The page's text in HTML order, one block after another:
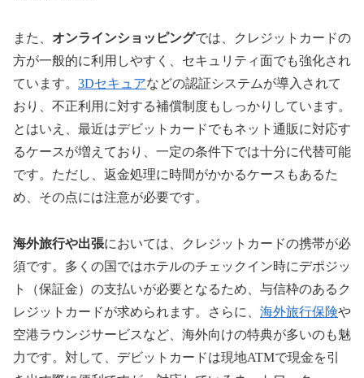
また、 オンラインショッピングでは、クレジットカードの
方が一般的に利用しやすく、セキュリティ面でも強化され
ています。 3Dセキュアなどの認証システムが導入されて
おり、不正利用に対する補償制度もしっかりしています。
とはいえ、最近はデビットカードでもネット通販に対応す
るケースが増えており、一定の条件下では十分に代替可能
です。ただし、返金処理に時間がかかるケースもあるた
め、その点には注意が必要です。
海外旅行や出張においては、クレジットカードの携帯が必
須です。多くの国ではホテルのチェックイン時にデポジッ
ト（保証金）の支払いが必要となるため、与信枠のあるク
レジットカードが求められます。さらに、 海外旅行保険や
空港ラウンジサービスなど、海外向けの特典が多いのも魅
力です。対して、デビットカードは現地ATMで現金を引